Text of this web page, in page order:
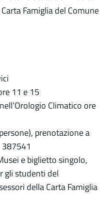
Famiglia del Comune
11 e 15
Climatico ore
prenotazione a
e biglietto singolo,
gli studenti del
della Carta Famiglia